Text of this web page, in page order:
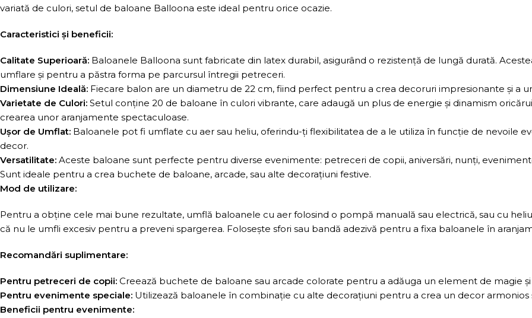
variată de culori, setul de baloane Balloona este ideal pentru orice ocazie.
Caracteristici și beneficii:
Calitate Superioară: Baloanele Balloona sunt fabricate din latex durabil, asigurând o rezistență de lungă durată.
umflare și pentru a păstra forma pe parcursul întregii petreceri.
Dimensiune Ideală: Fiecare balon are un diametru de 22 cm, fiind perfect pentru a crea decoruri impresionante și a
Varietate de Culori: Setul conține 20 de baloane în culori vibrante, care adaugă un plus de energie și dinamism
crearea unor aranjamente spectaculoase.
Ușor de Umflat: Baloanele pot fi umflate cu aer sau heliu, oferindu-ți flexibilitatea de a le utiliza în funcție de nevoile
decor.
Versatilitate: Aceste baloane sunt perfecte pentru diverse evenimente: petreceri de copii, aniversări, nunți,
Sunt ideale pentru a crea buchete de baloane, arcade, sau alte decorațiuni festive.
Mod de utilizare:
Pentru a obține cele mai bune rezultate, umflă baloanele cu aer folosind o pompă manuală sau electrică, sau cu
că nu le umfli excesiv pentru a preveni spargerea. Folosește sfori sau bandă adezivă pentru a fixa baloanele în
Recomandări suplimentare:
Pentru petreceri de copii: Creează buchete de baloane sau arcade colorate pentru a adăuga un element de magie și
Pentru evenimente speciale: Utilizează baloanele în combinație cu alte decorațiuni pentru a crea un decor armonios
Beneficii pentru evenimente: